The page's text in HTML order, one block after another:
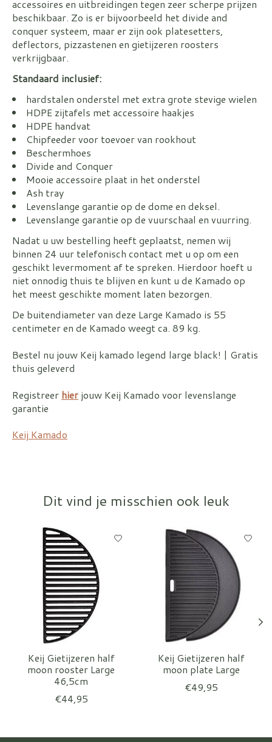
accessoires en uitbreidingen tegen zeer scherpe prijzen
beschikbaar. Zo is er bijvoorbeeld het divide and
conquer systeem, maar er zijn ook platesetters,
deflectors, pizzastenen en gietijzeren roosters
verkrijgbaar.
Standaard inclusief:
hardstalen onderstel met extra grote stevige wielen
HDPE zijtafels met accessoire haakjes
HDPE handvat
Chipfeeder voor toevoer van rookhout
Beschermhoes
Divide and Conquer
Mooie accessoire plaat in het onderstel
Ash tray
Levenslange garantie op de dome en deksel.
Levenslange garantie op de vuurschaal en vuurring.
Nadat u uw bestelling heeft geplaatst, nemen wij
binnen 24 uur telefonisch contact met u op om een
geschikt levermoment af te spreken. Hierdoor hoeft u
niet onnodig thuis te blijven en kunt u de Kamado op
het meest geschikte moment laten bezorgen.
De buitendiameter van deze Large Kamado is 55
centimeter en de Kamado weegt ca. 89 kg.
Bestel nu jouw Keij kamado legend large black! | Gratis
thuis geleverd
Registreer hier jouw Keij Kamado voor levenslange
garantie
Keij Kamado
Dit vind je misschien ook leuk
Items van productcarrousel
Keij Gietijzeren half
moon rooster Large
46,5cm
€44,95
Keij Gietijzeren half
moon plate Large
€49,95